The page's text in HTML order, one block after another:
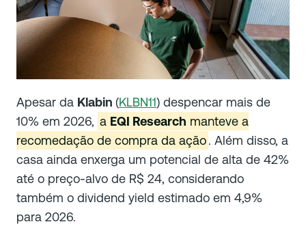
Apesar da Klabin (KLBN11) despencar mais de
10% em 2026, a EQI Research manteve a
recomedação de compra da ação. Além disso, a
casa ainda enxerga um potencial de alta de 42%
até o preço-alvo de R$ 24, considerando
também o dividend yield estimado em 4,9%
para 2026.